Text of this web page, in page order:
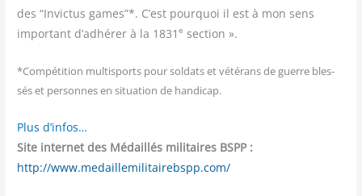
des “Invic­tus games”*. C’est pour­quoi il est à mon sens
impor­tant d’adhérer à la 1831e section ».
*Com­pé­ti­tion mul­ti­sports pour sol­dats et vété­rans de guerre bles­
sés et per­sonnes en situa­tion de handicap.
Plus d’infos…
Site inter­net des Médaillés mili­taires BSPP :
http://www.medaillemilitairebspp.com/